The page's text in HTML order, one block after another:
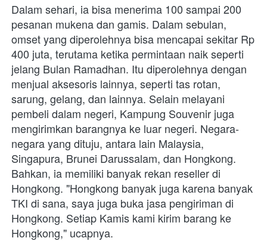
Dalam sehari, ia bisa menerima 100 sampai 200
pesanan mukena dan gamis. Dalam sebulan,
omset yang diperolehnya bisa mencapai sekitar Rp
400 juta, terutama ketika permintaan naik seperti
jelang Bulan Ramadhan. Itu diperolehnya dengan
menjual aksesoris lainnya, seperti tas rotan,
sarung, gelang, dan lainnya. Selain melayani
pembeli dalam negeri, Kampung Souvenir juga
mengirimkan barangnya ke luar negeri. Negara-
negara yang dituju, antara lain Malaysia,
Singapura, Brunei Darussalam, dan Hongkong.
Bahkan, ia memiliki banyak rekan reseller di
Hongkong. "Hongkong banyak juga karena banyak
TKI di sana, saya juga buka jasa pengiriman di
Hongkong. Setiap Kamis kami kirim barang ke
Hongkong," ucapnya.